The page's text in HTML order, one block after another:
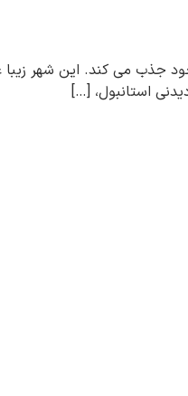
جذب می کند. این شهر زیبا
استانبول، […]